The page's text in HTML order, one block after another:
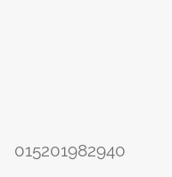
015201982940